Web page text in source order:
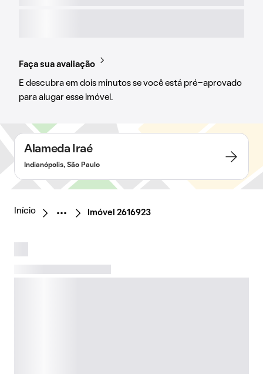
Faça sua avaliação
E descubra em dois minutos se você está pré-aprovado
para alugar esse imóvel.
Alameda Iraé
Indianópolis, São Paulo
Início Imóvel 2616923